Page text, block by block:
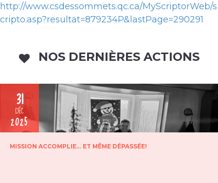
http://www.csdessommets.qc.ca/MyScriptorWeb/s
cripto.asp?resultat=879234P&lastPage=290291
NOS DERNIÈRES ACTIONS
31
DÉC
2025
MISSION ACCOMPLIE… ET MÊME DÉPASSÉE!